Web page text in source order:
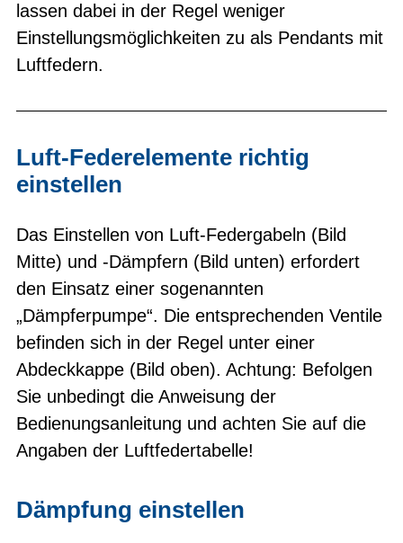
lassen dabei in der Regel weniger
Einstellungsmöglichkeiten zu als Pendants mit
Luftfedern.
Luft-Federelemente richtig
einstellen
Das Einstellen von Luft-Federgabeln (Bild
Mitte) und -Dämpfern (Bild unten) erfordert
den Einsatz einer sogenannten
„Dämpferpumpe“. Die entsprechenden Ventile
befinden sich in der Regel unter einer
Abdeckkappe (Bild oben). Achtung: Befolgen
Sie unbedingt die Anweisung der
Bedienungsanleitung und achten Sie auf die
Angaben der Luftfedertabelle!
Dämpfung einstellen